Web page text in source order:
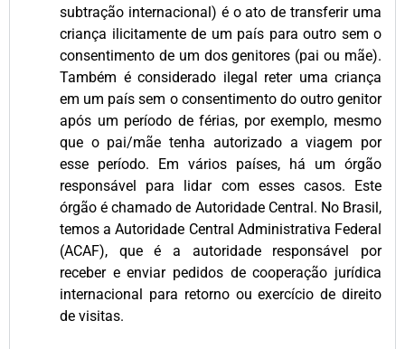
subtração internacional) é o ato de transferir uma
criança ilicitamente de um país para outro sem o
consentimento de um dos genitores (pai ou mãe).
Também é considerado ilegal reter uma criança
em um país sem o consentimento do outro genitor
após um período de férias, por exemplo, mesmo
que o pai/mãe tenha autorizado a viagem por
esse período. Em vários países, há um órgão
responsável para lidar com esses casos. Este
órgão é chamado de Autoridade Central. No Brasil,
temos a Autoridade Central Administrativa Federal
(ACAF), que é a autoridade responsável por
receber e enviar pedidos de cooperação jurídica
internacional para retorno ou exercício de direito
de visitas.